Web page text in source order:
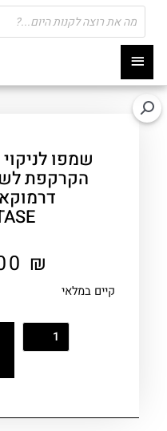
תפריט
ראשי
Products
search
שמפו
הקרקפת
₪
קיים במלאי